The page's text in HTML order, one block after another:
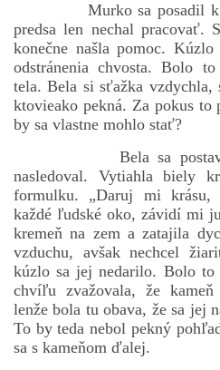
Murko sa posadil k jej
predsa len nechal pracovať.
konečne našla pomoc.
odstránenia chvosta. Bolo
tela. Bela si sťažka vzdychla,
ktovieako pekná. Za pokus to
by sa vlastne mohlo stať?
Bela sa postavila a
nasledoval. Vytiahla biely
formulku. „Daruj mi krásu,
každé ľudské oko, závidí mi
kremeň na zem a zatajila
vzduchu, avšak nechcel
kúzlo sa jej nedarilo. Bolo to
chvíľu zvažovala, že
lenže bola tu obava, že sa jej
To by teda nebol pekný
sa s kameňom ďalej.